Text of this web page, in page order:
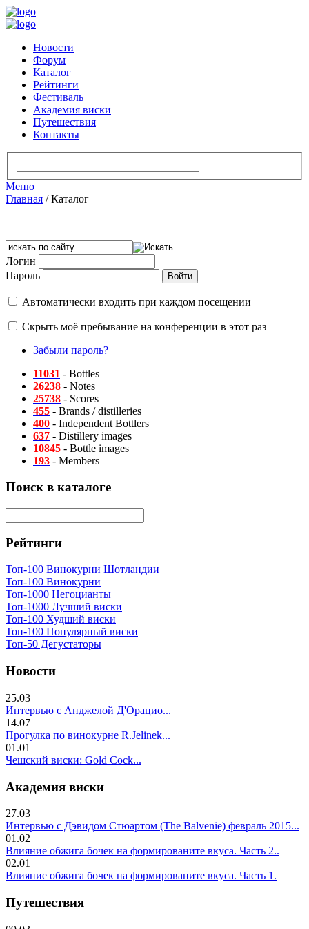
Новости
Форум
Каталог
Рейтинги
Фестиваль
Академия виски
Путешествия
Контакты
Меню
Главная /Каталог
Логин
Пароль
Автоматически входить при каждом посещении
Скрыть моё пребывание на конференции в этот раз
Забыли пароль?
11031 - Bottles
26238 - Notes
25738 - Scores
455 - Brands / distilleries
400 - Independent Bottlers
637 - Distillery images
10845 - Bottle images
193 - Members
Поиск в каталоге
Рейтинги
Топ-100 Винокурни Шотландии
Топ-100 Винокурни
Топ-1000 Негоцианты
Топ-1000 Лучший виски
Топ-100 Худший виски
Топ-100 Популярный виски
Топ-50 Дегустаторы
Новости
25.03
Интервью с Анджелой Д'Орацио...
14.07
Прогулка по винокурне R.Jelinek...
01.01
Чешский виски: Gold Cock...
Академия виски
27.03
Интервью с Дэвидом Стюартом (The Balvenie) февраль 2015...
01.02
Влияние обжига бочек на формированите вкуса. Часть 2..
02.01
Влияние обжига бочек на формированите вкуса. Часть 1.
Путешествия